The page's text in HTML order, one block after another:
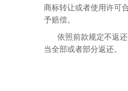
商标转让或者使用许可
予赔偿。
依照前款规定不返
当全部或者部分返还。